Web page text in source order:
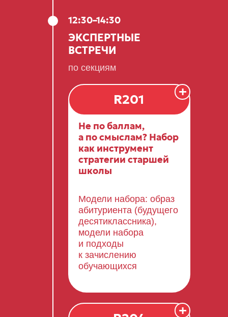
TED TALK: МОЯ
СТАРШАЯ ШКОЛА
15:30–16:00
ПЕРЕРЫВ, ПЕРЕХОДЫ
+
Не по баллам,
а по смыслам? Набор
как инструмент
стратегии старшей
школы
Модели набора: образ
абитуриента (будущего
десятиклассника),
модели набора
и подходы
к зачислению
обучающихся
R201 +
по секциям
ЭКСПЕРТНЫЕ
ВСТРЕЧИ
12:30–14:30